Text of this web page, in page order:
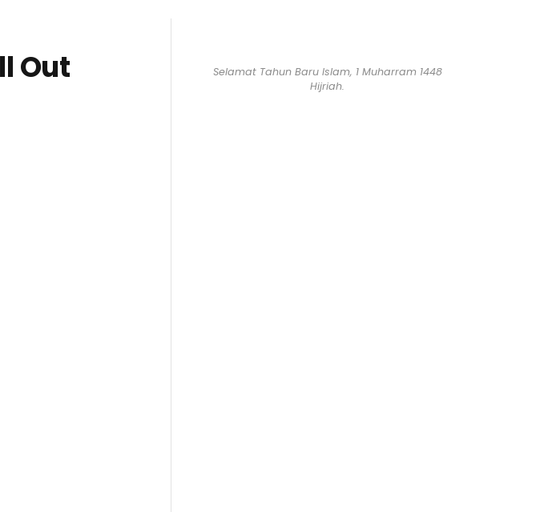
Out
Selamat Tahun Baru Islam, 1 Muharram 1448
Hijriah.